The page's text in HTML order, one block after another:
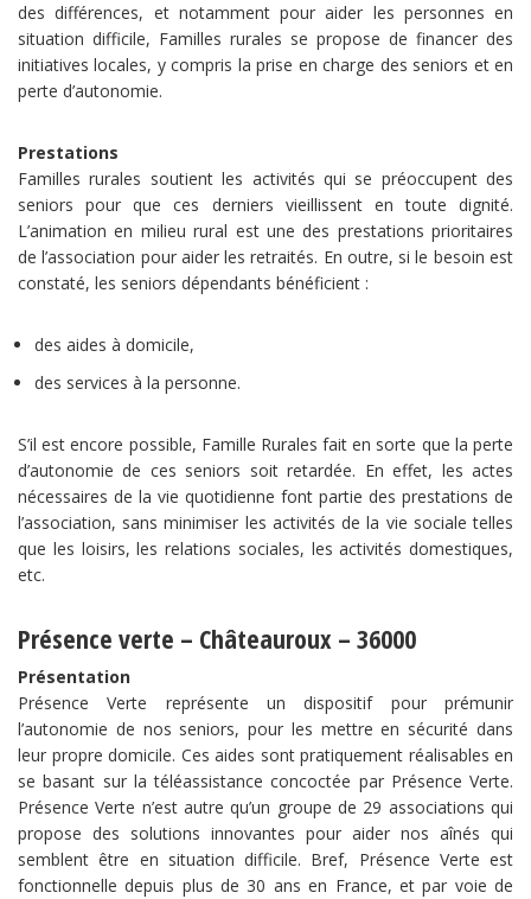
des différences, et notamment pour aider les personnes en
situation difficile, Familles rurales se propose de financer des
initiatives locales, y compris la prise en charge des seniors et en
perte d’autonomie.
Prestations
Familles rurales soutient les activités qui se préoccupent des
seniors pour que ces derniers vieillissent en toute dignité.
L’animation en milieu rural est une des prestations prioritaires
de l’association pour aider les retraités. En outre, si le besoin est
constaté, les seniors dépendants bénéficient :
des aides à domicile,
des services à la personne.
S’il est encore possible, Famille Rurales fait en sorte que la perte
d’autonomie de ces seniors soit retardée. En effet, les actes
nécessaires de la vie quotidienne font partie des prestations de
l’association, sans minimiser les activités de la vie sociale telles
que les loisirs, les relations sociales, les activités domestiques,
etc.
Présence verte – Châteauroux – 36000
Présentation
Présence Verte représente un dispositif pour prémunir
l’autonomie de nos seniors, pour les mettre en sécurité dans
leur propre domicile. Ces aides sont pratiquement réalisables en
se basant sur la téléassistance concoctée par Présence Verte.
Présence Verte n’est autre qu’un groupe de 29 associations qui
propose des solutions innovantes pour aider nos aînés qui
semblent être en situation difficile. Bref, Présence Verte est
fonctionnelle depuis plus de 30 ans en France, et par voie de